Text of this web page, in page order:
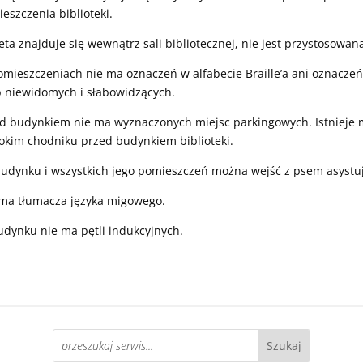
biblioteki.
znajduje się wewnątrz sali bibliotecznej, nie jest
nie ma oznaczeń w alfabecie Braille’a ani
niewidomych i słabowidzących.
budynkiem nie ma wyznaczonych miejsc parkingowych. Istnieje
chodniku przed budynkiem biblioteki.
i wszystkich jego pomieszczeń można wejść z psem
tłumacza języka migowego.
nie ma pętli indukcyjnych.